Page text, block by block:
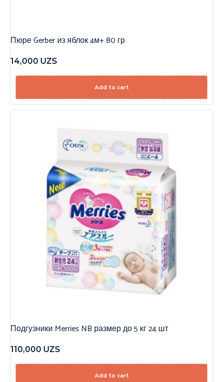
Пюре Gerber из яблок 4м+ 80 гр
14,000 UZS
Add to cart
Подгузники Merries NB размер до 5 кг 24 шт
110,000 UZS
Add to cart